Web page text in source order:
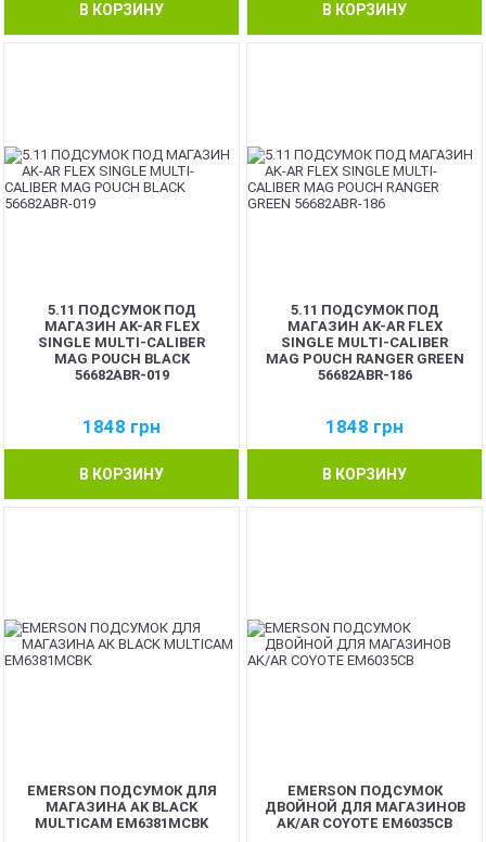
В КОРЗИНУ В КОРЗИНУ
5.11 ПОДСУМОК ПОД
МАГАЗИН AK-AR FLEX
SINGLE MULTI-CALIBER
MAG POUCH BLACK
56682ABR-019
1848 грн
В КОРЗИНУ
5.11 ПОДСУМОК ПОД
МАГАЗИН AK-AR FLEX
SINGLE MULTI-CALIBER
MAG POUCH RANGER GREEN
56682ABR-186
1848 грн
В КОРЗИНУ
EMERSON ПОДСУМОК ДЛЯ
МАГАЗИНА AK BLACK
MULTICAM EM6381MCBK
EMERSON ПОДСУМОК
ДВОЙНОЙ ДЛЯ МАГАЗИНОВ
AK/AR COYOTE EM6035CB